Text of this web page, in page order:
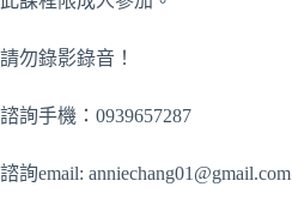
請勿錄影錄音！
諮詢手機：0939657287
諮詢email: anniechang01@gmail.com